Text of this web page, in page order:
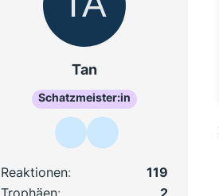
Tan
Schatzmeister:in
Reaktionen
119